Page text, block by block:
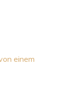
einem